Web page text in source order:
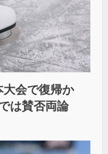
会で復帰か
は賛否両論